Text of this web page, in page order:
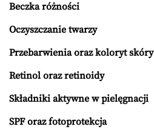
Beczka różności
Oczyszczanie twarzy
Przebarwienia oraz koloryt skóry
Retinol oraz retinoidy
Składniki aktywne w pielęgnacji
SPF oraz fotoprotekcja